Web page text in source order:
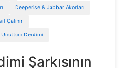
Deeperise & Jabbar Akorları
Çalınır
Unuttum Derdimi
Şarkısının